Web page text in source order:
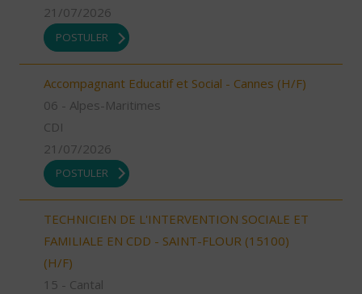
21/07/2026
POSTULER
Accompagnant Educatif et Social - Cannes (H/F)
06 - Alpes-Maritimes
CDI
21/07/2026
POSTULER
TECHNICIEN DE L'INTERVENTION SOCIALE ET
FAMILIALE EN CDD - SAINT-FLOUR (15100)
(H/F)
15 - Cantal